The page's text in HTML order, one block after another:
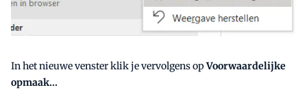
In het nieuwe venster klik je vervolgens opVoorwaardelijke
opmaak...